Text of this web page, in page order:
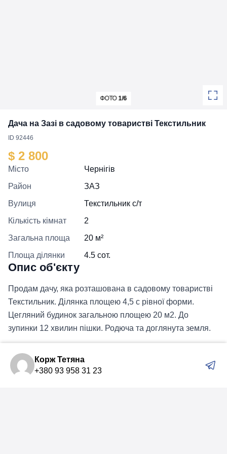
ФОТО1/6
Дача на Зазі в садовому товаристві Текстильник
ID 92446
$ 2 800
Місто
Чернігів
Район
ЗАЗ
Вулиця
Текстильник с/т
Кількість кімнат
2
Загальна площа
20 м²
Площа ділянки
4.5 сот.
Опис об'єкту
Продам дачу, яка розташована в садовому товаристві
Текстильник. Ділянка площею 4,5 с рівної форми.
Цегляний будинок загальною площею 20 м2. До
зупинки 12 хвилин пішки. Родюча та доглянута земля.
Корж Тетяна
+380 93 958 31 23